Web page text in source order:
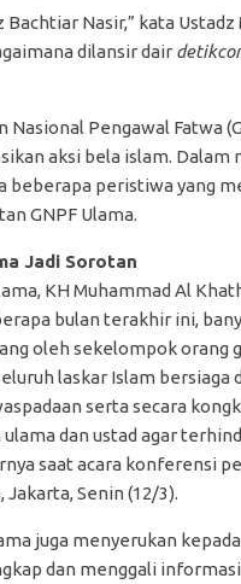
Bachtiar Nasir,” kata
dilansir dair
Nasional Pengawal Fatwa
aksi bela islam. Dalam
beberapa peristiwa yang
GNPF Ulama.
Jadi Sorotan
KH Muhammad Al
bulan terakhir ini,
oleh sekelompok orang
laskar Islam bersiaga
serta secara
dan ustad agar
saat acara konferensi
Senin (12/3).
juga menyerukan
dan menggali